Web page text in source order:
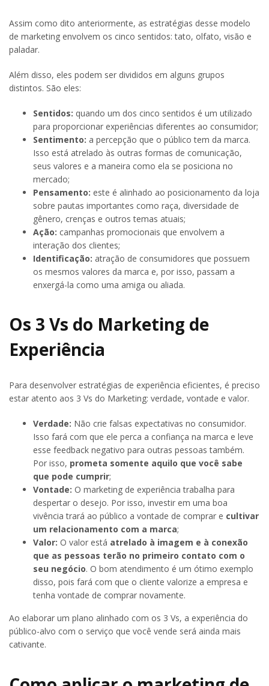
Assim como dito anteriormente, as estratégias desse modelo
de marketing envolvem os cinco sentidos: tato, olfato, visão e
paladar.
Além disso, eles podem ser divididos em alguns grupos
distintos. São eles:
Sentidos: quando um dos cinco sentidos é um utilizado
para proporcionar experiências diferentes ao consumidor;
Sentimento: a percepção que o público tem da marca.
Isso está atrelado às outras formas de comunicação,
seus valores e a maneira como ela se posiciona no
mercado;
Pensamento: este é alinhado ao posicionamento da loja
sobre pautas importantes como raça, diversidade de
gênero, crenças e outros temas atuais;
Ação: campanhas promocionais que envolvem a
interação dos clientes;
Identificação: atração de consumidores que possuem
os mesmos valores da marca e, por isso, passam a
enxergá-la como uma amiga ou aliada.
Os 3 Vs do Marketing de
Experiência
Para desenvolver estratégias de experiência eficientes, é preciso
estar atento aos 3 Vs do Marketing: verdade, vontade e valor.
Verdade: Não crie falsas expectativas no consumidor.
Isso fará com que ele perca a confiança na marca e leve
esse feedback negativo para outras pessoas também.
Por isso, prometa somente aquilo que você sabe
que pode cumprir;
Vontade: O marketing de experiência trabalha para
despertar o desejo. Por isso, investir em uma boa
vivência trará ao público a vontade de comprar e cultivar
um relacionamento com a marca;
Valor: O valor está atrelado à imagem e à conexão
que as pessoas terão no primeiro contato com o
seu negócio. O bom atendimento é um ótimo exemplo
disso, pois fará com que o cliente valorize a empresa e
tenha vontade de comprar novamente.
Ao elaborar um plano alinhado com os 3 Vs, a experiência do
público-alvo com o serviço que você vende será ainda mais
cativante.